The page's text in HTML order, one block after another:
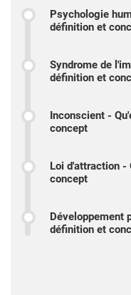
Psychologie
définition et
Syndrome de
définition et
Inconscient -
concept
Loi d'attraction
concept
Développement
définition et